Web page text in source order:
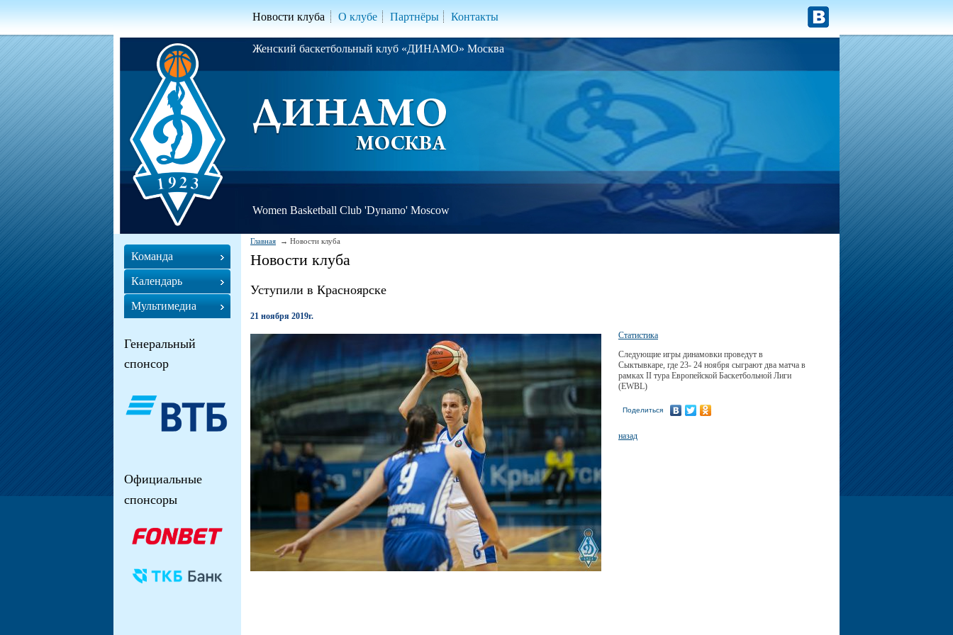
Новости клуба О клубе Партнёры Контакты
Женский баскетбольный клуб «ДИНАМО» Москва
Women Basketball Club 'Dynamo' Moscow
Главная Новости клуба
Новости клуба
Уступили в Красноярске
21 ноября 2019г.
Статистика
Следующие игры динамовки проведут в
Сыктывкаре, где 23- 24 ноября сыграют два матча в
рамках II тура Европейской Баскетбольной Лиги
(EWBL)
Поделиться
назад
Команда
Календарь
Мультимедиа
Генеральный
спонсор
Официальные
спонсоры